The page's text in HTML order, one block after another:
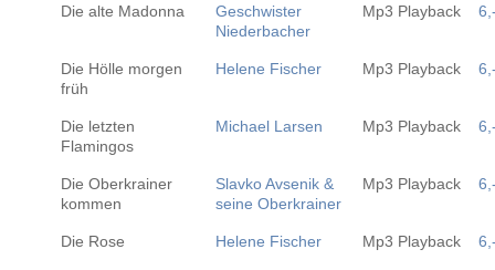
Die alte Madonna
Geschwister
Niederbacher
Mp3 Playback
Die Hölle morgen
früh
Helene Fischer Mp3 Playback
Die letzten
Flamingos
Michael Larsen Mp3 Playback
Die Oberkrainer
kommen
Slavko Avsenik &
seine Oberkrainer
Mp3 Playback
Die Rose Helene Fischer Mp3 Playback